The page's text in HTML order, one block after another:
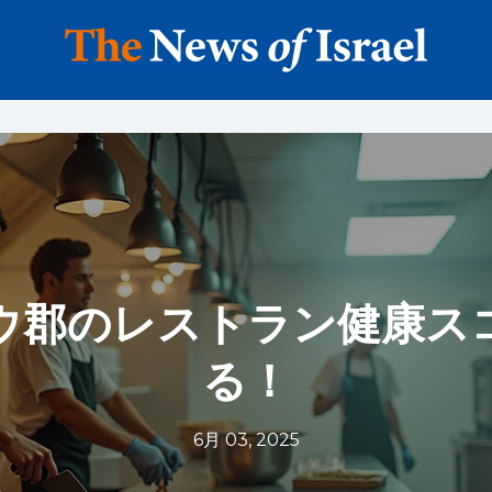
郡のレストラン健康ス
る！
6月 03, 2025